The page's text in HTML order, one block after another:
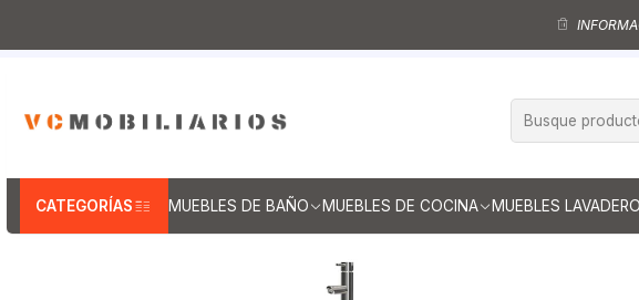
CATEGORÍAS MUEBLES DE BAÑO MUEBLES DE COCINA MUEBLES
Muebles vanitorio
Mueble vanitorio